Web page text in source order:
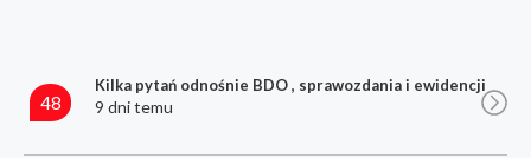
48
Kilka pytań odnośnie BDO , sprawozdania i ewidencji
9 dni temu